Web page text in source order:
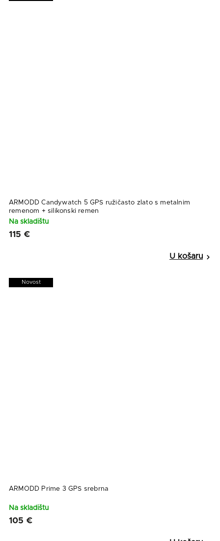
ARMODD Candywatch 5 GPS ružičasto zlato s metalnim
remenom + silikonski remen
Na skladištu
115 €
Novost
ARMODD Prime 3 GPS srebrna
Na skladištu
105 €